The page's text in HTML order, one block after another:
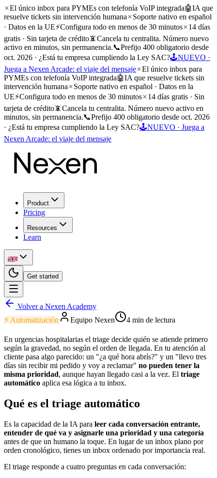
El único inbox para PYMEs con telefonía VoIP integrada🤖IA que
resuelve tickets sin intervención humana
Soporte nativo en español
· Datos en la UE⚡Configura todo en menos de 30 minutos
14 días
gratis · Sin tarjeta de crédito📵Cancela tu centralita. Número nuevo
activo en minutos, sin permanencia.📞Prefijo 400 obligatorio desde
oct. 2026 · ¿Está tu empresa cumpliendo la Ley SAC?🕹️NUEVO ·
Juega a Nexen Arcade: el viaje del mensaje
El único inbox para
PYMEs con telefonía VoIP integrada🤖IA que resuelve tickets sin
intervención humana
Soporte nativo en español · Datos en la
UE⚡Configura todo en menos de 30 minutos
14 días gratis · Sin
tarjeta de crédito📵Cancela tu centralita. Número nuevo activo en
minutos, sin permanencia.📞Prefijo 400 obligatorio desde oct. 2026
· ¿Está tu empresa cumpliendo la Ley SAC?🕹️NUEVO · Juega a
Nexen Arcade: el viaje del mensaje
Product
Pricing
Resources
Learn
Get started
Volver a Nexen Academy
⚡ Automatización Equipo Nexen 4 min de lectura
En urgencias hospitalarias el triage decide quién se atiende primero
según la gravedad, no según el orden de llegada. En tu atención al
cliente pasa algo parecido: un "¿a qué hora abrís?" y un "llevo tres
días sin recibir mi pedido y voy a reclamar" no pueden tener la
misma prioridad, aunque hayan llegado casi a la vez. El triage
automático aplica esa lógica a tu inbox.
Qué es el triage automático
Es la capacidad de la IA para leer cada conversación entrante,
entender de qué va y asignarle una prioridad y una categoría
antes de que un humano la toque. En lugar de un inbox plano por
orden cronológico, tienes un inbox ordenado por importancia real.
El triage responde a cuatro preguntas en cada conversación: